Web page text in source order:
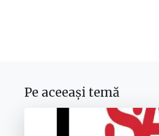
Pe aceeași temă